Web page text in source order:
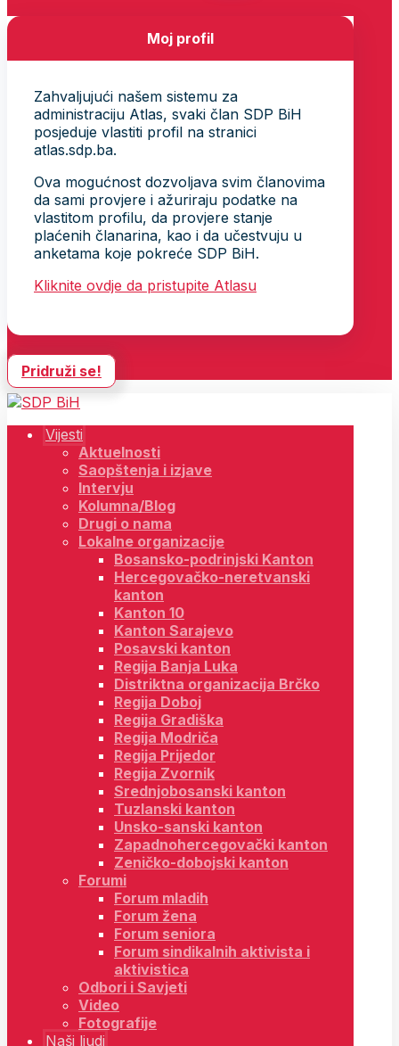
Moj profil
Zahvaljujući našem sistemu za
administraciju Atlas, svaki član SDP BiH
posjeduje vlastiti profil na stranici
atlas.sdp.ba.
Ova mogućnost dozvoljava svim članovima
da sami provjere i ažuriraju podatke na
vlastitom profilu, da provjere stanje
plaćenih članarina, kao i da učestvuju u
anketama koje pokreće SDP BiH.
Kliknite ovdje da pristupite Atlasu
Pridruži se!
Vijesti
Aktuelnosti
Saopštenja i izjave
Intervju
Kolumna/Blog
Drugi o nama
Lokalne organizacije
Bosansko-podrinjski Kanton
Hercegovačko-neretvanski
kanton
Kanton 10
Kanton Sarajevo
Posavski kanton
Regija Banja Luka
Distriktna organizacija Brčko
Regija Doboj
Regija Gradiška
Regija Modriča
Regija Prijedor
Regija Zvornik
Srednjobosanski kanton
Tuzlanski kanton
Unsko-sanski kanton
Zapadnohercegovački kanton
Zeničko-dobojski kanton
Forumi
Forum mladih
Forum žena
Forum seniora
Forum sindikalnih aktivista i
aktivistica
Odbori i Savjeti
Video
Fotografije
Naši ljudi